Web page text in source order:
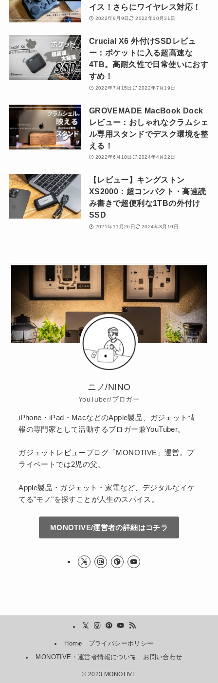
イス！さらにワイヤレス対応！
2022年9月9日 2022年10月31日
Crucial X6 外付けSSDレビュ
ー：ポケットに入る超高速な
4TB。高耐久性で日常使いにおす
すめ！
2022年7月15日 2022年7月19日
GROVEMADE MacBook Dock
レビュー：おしゃれなクラムシェ
ル専用スタンドでデスク環境を整
える！
2022年6月10日 2024年4月22日
【レビュー】キングストン
XS2000：超コンパクト・高速読
み書きで超便利な1TBの外付け
SSD
2021年11月26日 2024年3月10日
ニノ/NINO
YouTuber/ブロガー
iPhone・iPad・MacなどのApple製品、ガジェット情
報の専門家として活動するブロガー兼YouTuber。
ガジェットレビューブログ「MONOTIVE」運営。プ
ライベートでは2児の父。
Apple製品・ガジェット・家電など、デジタルなイケ
てる"モノ"を探すことが人生のスパイス。
MONOTIVE/運営者の詳細はコチラ
Home
プライバシーポリシー
MONOTIVE・運営者情報について
お問い合わせ
© 2023 MONOTIVE